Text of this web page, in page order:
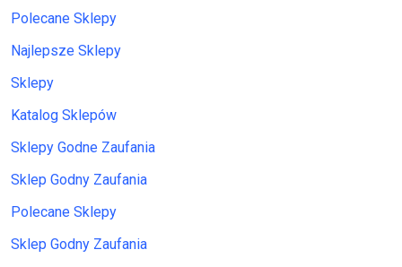
Polecane Sklepy
Najlepsze Sklepy
Sklepy
Katalog Sklepów
Sklepy Godne Zaufania
Sklep Godny Zaufania
Polecane Sklepy
Sklep Godny Zaufania